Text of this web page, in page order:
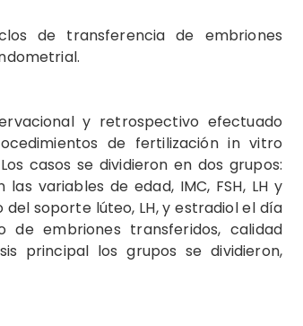
de transferencia de embriones
y retrospectivo efectuado
de fertilización in vitro
casos se dividieron en dos grupos:
variables de edad, IMC, FSH, LH y
soporte lúteo, LH, y estradiol el día
de embriones transferidos, calidad
principal los grupos se dividieron,